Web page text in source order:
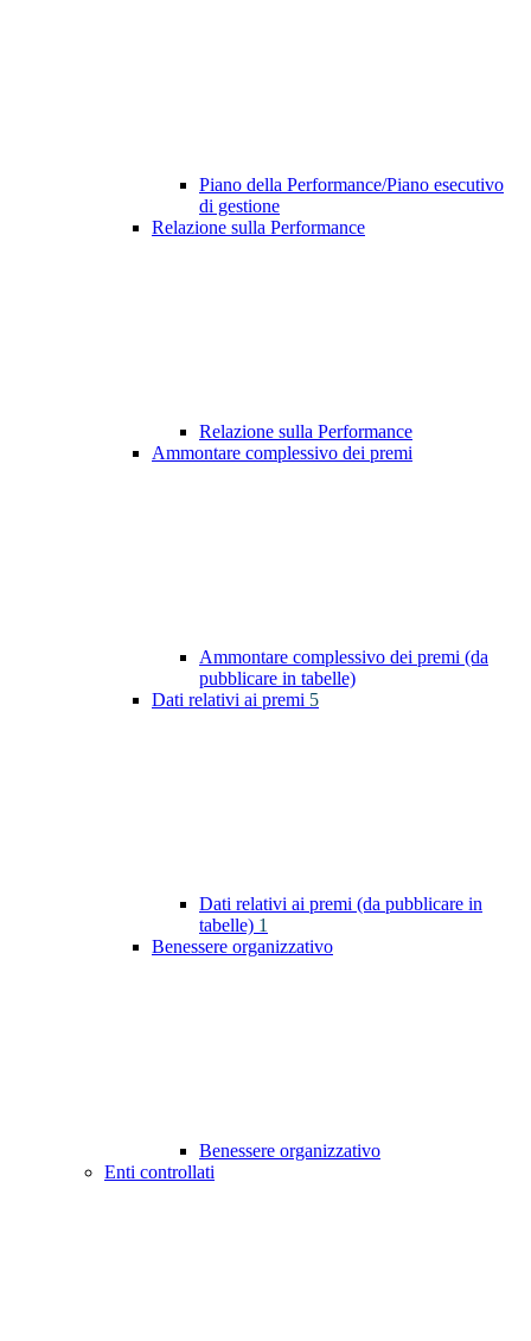
Piano della Performance/Piano esecutivo
di gestione
Relazione sulla Performance
Relazione sulla Performance
Ammontare complessivo dei premi
Ammontare complessivo dei premi (da
pubblicare in tabelle)
Dati relativi ai premi 5
Dati relativi ai premi (da pubblicare in
tabelle) 1
Benessere organizzativo
Benessere organizzativo
Enti controllati